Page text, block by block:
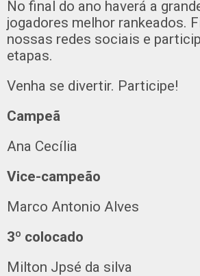
No final do ano haverá a
jogadores melhor rankeados.
nossas redes sociais e
etapas.
Venha se divertir. Participe!
Campeã
Ana Cecília
Vice-campeão
Marco Antonio Alves
3º colocado
Milton Jpsé da silva